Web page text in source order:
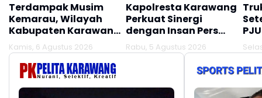
Terdampak Musim
Kemarau, Wilayah
Kabupaten Karawang
Kekeringan Makin
Meluas
Kamis, 6 Agustus 2026
Kapolresta Karawang
Perkuat Sinergi
dengan Insan Pers
Melalui Silaturahmi
Bersama Media
Rabu, 5 Agustus 2026